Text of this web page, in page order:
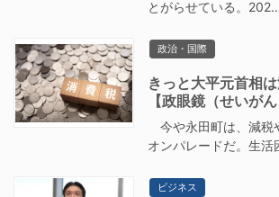
とがらせている。
政治・国際
きっと大平元首相
【政眼鏡（せいが
今や永田町は、減税
オンパレードだ。生活
ビジネス